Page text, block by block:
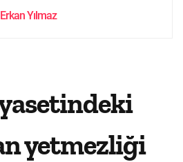
Erkan Yılmaz
yetmezliği